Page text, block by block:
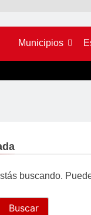
Municipios
buscando.